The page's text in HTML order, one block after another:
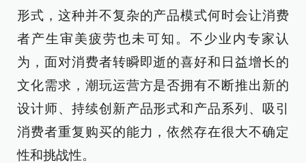
形式，这种并不复杂的产品模式何时会让消费
者产生审美疲劳也未可知。不少业内专家认
为，面对消费者转瞬即逝的喜好和日益增长的
文化需求，潮玩运营方是否拥有不断推出新的
设计师、持续创新产品形式和产品系列、吸引
消费者重复购买的能力，依然存在很大不确定
性和挑战性。